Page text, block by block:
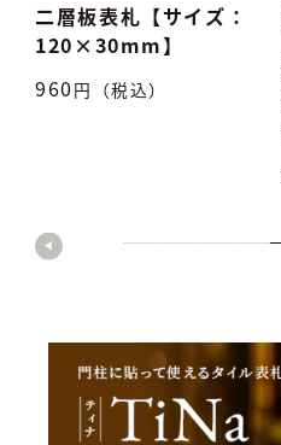
シンプルポストユニッ
ト 1型 照明なし本体
錠） セット 上入れ前